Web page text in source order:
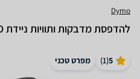
Dymo
‏להדפסת מדבקות ותוויות ניידת Dymo LabelManager 210D
5
(
1
) מפרט טכני